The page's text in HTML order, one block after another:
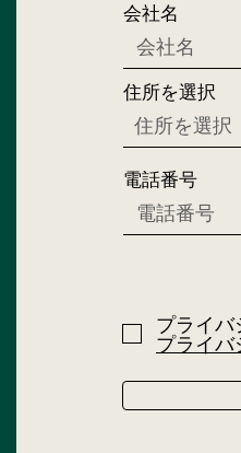
会社名
住所を選択
電話番号
プライバ
プライバ